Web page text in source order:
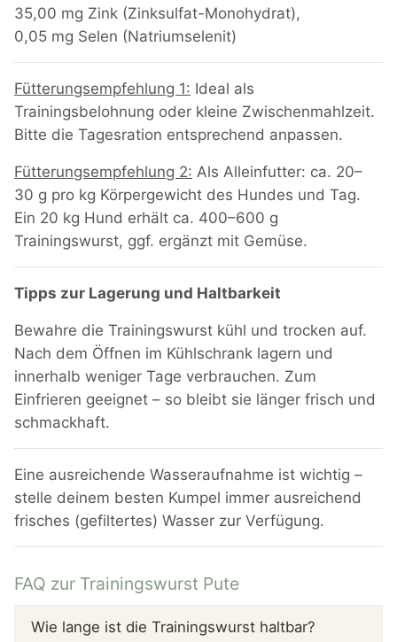
35,00 mg Zink (Zinksulfat-Monohydrat),
0,05 mg Selen (Natriumselenit)
Fütterungsempfehlung 1: Ideal als
Trainingsbelohnung oder kleine Zwischenmahlzeit.
Bitte die Tagesration entsprechend anpassen.
Fütterungsempfehlung 2: Als Alleinfutter: ca. 20–
30 g pro kg Körpergewicht des Hundes und Tag.
Ein 20 kg Hund erhält ca. 400–600 g
Trainingswurst, ggf. ergänzt mit Gemüse.
Tipps zur Lagerung und Haltbarkeit
Bewahre die Trainingswurst kühl und trocken auf.
Nach dem Öffnen im Kühlschrank lagern und
innerhalb weniger Tage verbrauchen. Zum
Einfrieren geeignet – so bleibt sie länger frisch und
schmackhaft.
Eine ausreichende Wasseraufnahme ist wichtig –
stelle deinem besten Kumpel immer ausreichend
frisches (gefiltertes) Wasser zur Verfügung.
FAQ zur Trainingswurst Pute
Wie lange ist die Trainingswurst haltbar?